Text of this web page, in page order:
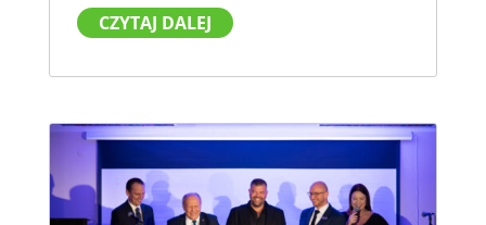
CZYTAJ DALEJ